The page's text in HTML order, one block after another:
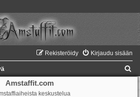
Kirjaudu sisään
Rekisteröidy
Amstaffit.com
keskustelua